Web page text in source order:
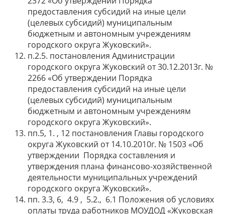
предоставления субсидий на иные цели
(целевых субсидий) муниципальным
бюджетным и автономным учреждениям
городского округа Жуковский».
п.2.5. постановления Администрации
городского округа Жуковский от 30.12.2013г. №
2266 «Об утверждении Порядка
предоставления субсидий на иные цели
(целевых субсидий) муниципальным
бюджетным и автономным учреждениям
городского округа Жуковский».
пп.5, 1. , 12 постановления Главы городского
округа Жуковский от 14.10.2010г. № 1503 «Об
утверждении Порядка составления и
утверждения плана финансово-хозяйственной
деятельности муниципальных учреждений
городского округа Жуковский».
пп. 3.3, 6, 4.9 , 5.2., 6.1 Положения об условиях
оплаты труда работников МОУДОД «Жуковская